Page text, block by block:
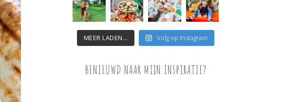
MEER LADEN... Volg op Instagram
BENIEUWD NAAR MIJN INSPIRATIE?